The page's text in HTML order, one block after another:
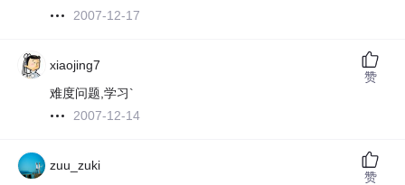
2007-12-17
xiaojing7
难度问题,学习`
2007-12-14
赞
zuu_zuki
赞